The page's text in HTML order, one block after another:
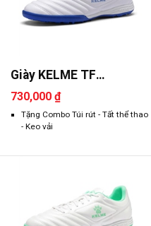
Giày KELME TF
8521ZX1701
730,000 ₫
Tặng Combo Túi rút - Tất thể thao
- Keo vải